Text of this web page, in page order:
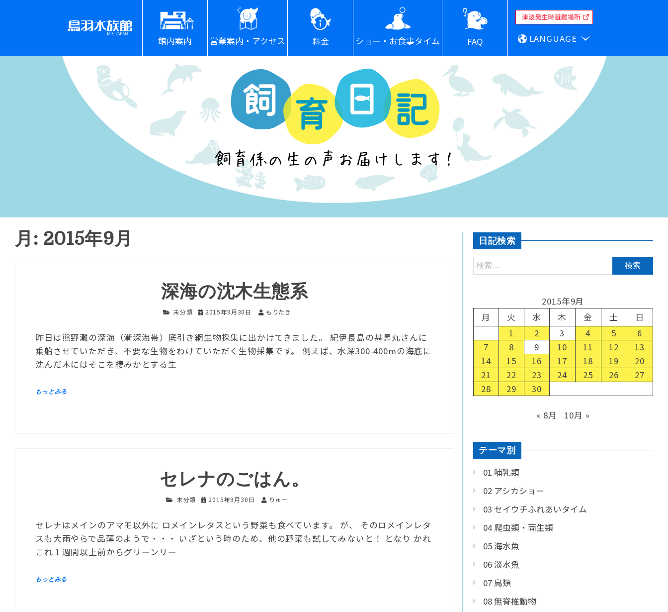
館内案内 営業案内・アクセス 料金 ショー・お食事タイム FAQ LANGUAGE
月: 2015年9月
深海の沈木生態系
未分類 2015年9月30日 もりたき
昨日は熊野灘の深海（漸深海帯）底引き網生物採集に出かけてきました。 紀伊長島の甚昇丸さんに
乗船させていただき、不要な生物をわけていただく生物採集です。 例えば、水深300-400mの海底に
沈んだ木にはそこを棲みかとする生
セレナのごはん。
未分類 2015年9月30日 りゅー
セレナはメインのアマモ以外に ロメインレタスという野菜も食べています。 が、 そのロメインレタ
スも大雨やらで品薄のようで・・・ いざという時のため、他の野菜も試してみないと！ となり かれ
これ１週間以上前からグリーンリー
日記検索
2015年9月
月
火 水 木 金 土
日
1
2 3 4 5
6
7
8 9 10 11 12
13
14
15 16 17 18 19
20
21
22 23 24 25 26
27
28
29 30
« 8月 10月 »
テーマ別
01 哺乳類
02 アシカショー
03 セイウチふれあいタイム
04 爬虫類・両生類
05 海水魚
06 淡水魚
07 鳥類
08 無脊椎動物